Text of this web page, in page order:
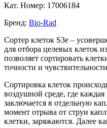
Кат. Номер: 17006184
Бренд: Bio-Rad
Cортер клеток S3e –
для отбора целевых клеток
позволяет сортировать
точности и
Сортировка клеток
воздушной среде, где
заключается в отдельную
момент отрыва от струи
клетки, заряжаются. Далее